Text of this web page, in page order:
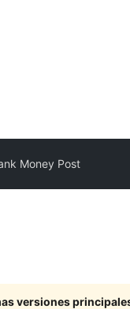
Money Post
versiones